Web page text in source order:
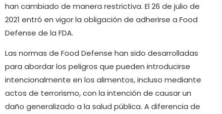
han cambiado de manera restrictiva. El 26 de julio de
2021 entró en vigor la obligación de adherirse a Food
Defense de la FDA.
Las normas de Food Defense han sido desarrolladas
para abordar los peligros que pueden introducirse
intencionalmente en los alimentos, incluso mediante
actos de terrorismo, con la intención de causar un
daño generalizado a la salud pública. A diferencia de